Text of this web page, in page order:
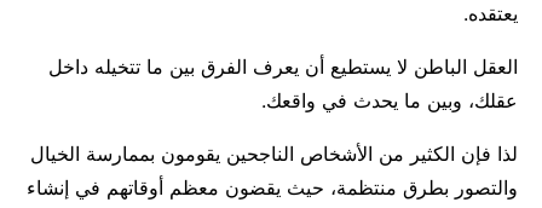
يعتقده.
العقل الباطن لا يستطيع أن يعرف الفرق بين ما تتخيله داخل
عقلك، وبين ما يحدث في واقعك.
لذا فإن الكثير من الأشخاص الناجحين يقومون بممارسة الخيال
والتصور بطرق منتظمة، حيث يقضون معظم أوقاتهم في إنشاء